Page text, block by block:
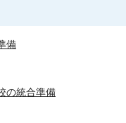
備
の統合準備